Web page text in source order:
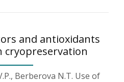
and antioxidants
cryopreservation
Berberova N.T. Use of